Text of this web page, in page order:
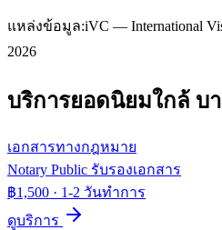
แหล่งข้อมูล:iVC — International
2026
บริการยอดนิยมใกล้ บ
เอกสารทางกฎหมาย
Notary Public รับรองเอกสาร
฿1,500 · 1-2 วันทำการ
ดูบริการ